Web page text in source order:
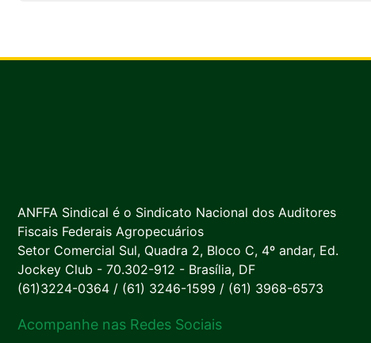
ANFFA Sindical é o Sindicato Nacional dos Auditores
Fiscais Federais Agropecuários
Setor Comercial Sul, Quadra 2, Bloco C, 4º andar, Ed.
Jockey Club - 70.302-912 - Brasília, DF
(61)3224-0364 / (61) 3246-1599 / (61) 3968-6573
Acompanhe nas Redes Sociais